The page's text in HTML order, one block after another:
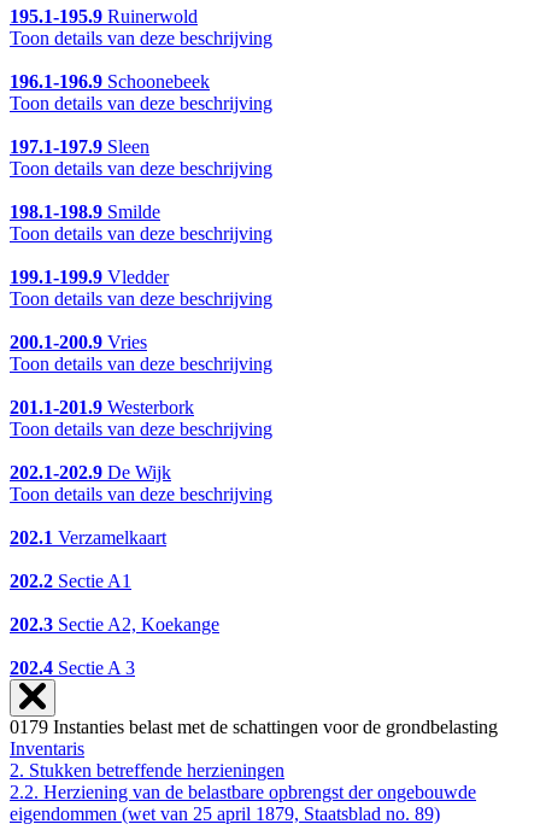
195.1-195.9 Ruinerwold
Toon details van deze beschrijving
196.1-196.9 Schoonebeek
Toon details van deze beschrijving
197.1-197.9 Sleen
Toon details van deze beschrijving
198.1-198.9 Smilde
Toon details van deze beschrijving
199.1-199.9 Vledder
Toon details van deze beschrijving
200.1-200.9 Vries
Toon details van deze beschrijving
201.1-201.9 Westerbork
Toon details van deze beschrijving
202.1-202.9 De Wijk
Toon details van deze beschrijving
202.1 Verzamelkaart
202.2 Sectie A1
202.3 Sectie A2, Koekange
202.4 Sectie A 3
0179 Instanties belast met de schattingen voor de grondbelasting
Inventaris
2. Stukken betreffende herzieningen
2.2. Herziening van de belastbare opbrengst der ongebouwde
eigendommen (wet van 25 april 1879, Staatsblad no. 89)